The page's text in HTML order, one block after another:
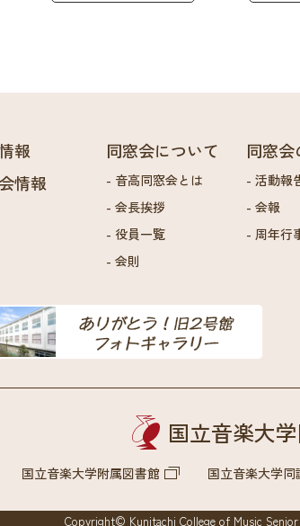
報
情報
同窓会について
音高同窓会とは
会長挨拶
役員一覧
会則
同窓
活動報
会報
周年行
国立音楽大
国立音楽大学附属図書館 国立音楽大学同
Copyright©︎ Kunitachi College of Music